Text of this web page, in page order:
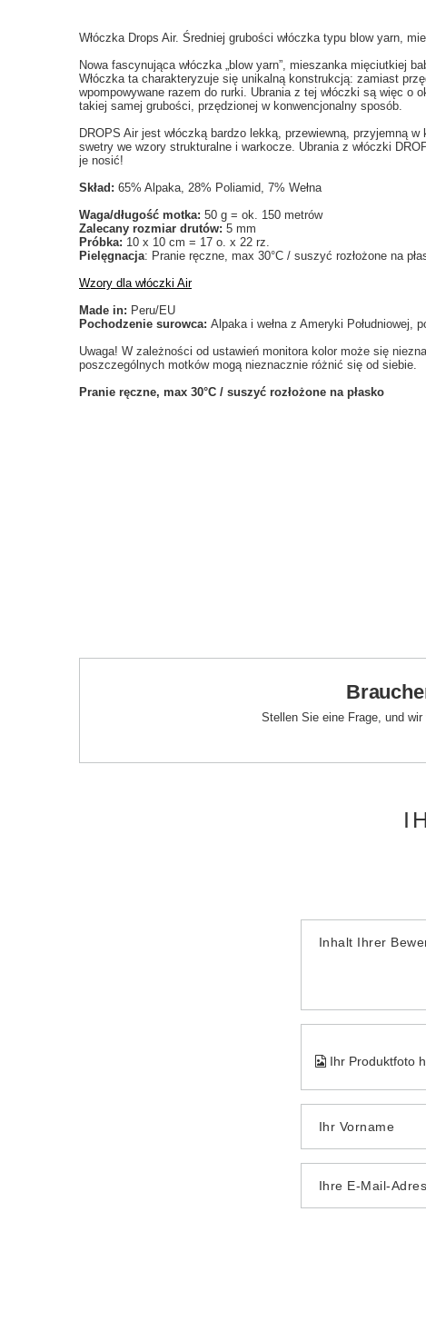
Włóczka Drops Air. Średniej grubości włóczka typu blow yarn,
Nowa fascynująca włóczka „blow yarn”, mieszanka mięciutkiej
Włóczka ta charakteryzuje się unikalną konstrukcją: zamiast
wpompowywane razem do rurki. Ubrania z tej włóczki są więc o
takiej samej grubości, przędzionej w konwencjonalny sposób.
DROPS Air jest włóczką bardzo lekką, przewiewną, przyjemną
swetry we wzory strukturalne i warkocze. Ubrania z włóczki
je nosić!
Skład: 65% Alpaka, 28% Poliamid, 7% Wełna
Waga/długość motka: 50 g = ok. 150 metrów
Zalecany rozmiar drutów: 5 mm
Próbka: 10 x 10 cm = 17 o. x 22 rz.
Pielęgnacja: Pranie ręczne, max 30°C / suszyć rozłożone na
Wzory dla włóczki Air
Made in: Peru/EU
Pochodzenie surowca: Alpaka i wełna z Ameryki Południowej,
Uwaga! W zależności od ustawień monitora kolor może się
poszczególnych motków mogą nieznacznie różnić się od siebie.
Pranie ręczne, max 30°C / suszyć rozłożone na płasko
Stellen Sie eine Frage, und
Inhalt Ihrer
Ihr Produktfoto
Ihr Vorname
Ihre E-Mail-